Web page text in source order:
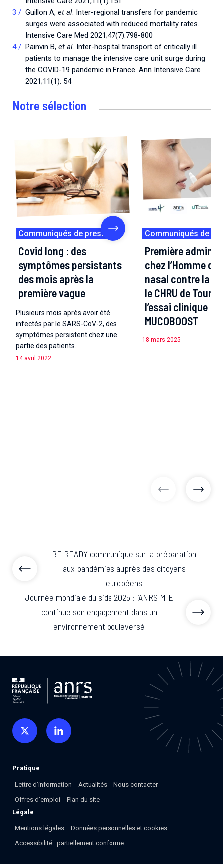
Guillon A,et al. Inter-regional transfers for pandemic
surges were associated with reduced mortality rates.
Intensive Care Med 2021;47(7):798-800
Painvin B,et al. Inter-hospital transport of critically ill
patients to manage the intensive care unit surge during
the COVID-19 pandemic in France. Ann Intensive Care
2021;11(1): 54
Notre sélection
Communiqués de presse
Covid long : des
symptômes persistants
des mois après la
première vague
Plusieurs mois après avoir été
infectés par le SARS-CoV-2, des
symptômes persistent chez une
partie des patients.
14 avril 2022
Communiqués de
Première
chez l’Homme
nasal contre la
le CHRU de Tours
l’essai clinique
MUCOBOOST
18 mars 2025
BE READY communique sur la préparation
aux pandémies auprès des citoyens
européens
Journée mondiale du sida 2025 : l’ANRS MIE
continue son engagement dans un
environnement bouleversé
Pratique
Lettre d’information Actualités
Nous contacter
Offres d’emploi
Plan du site
Légale
Mentions légales
Données personnelles et cookies
Accessibilité : partiellement conforme